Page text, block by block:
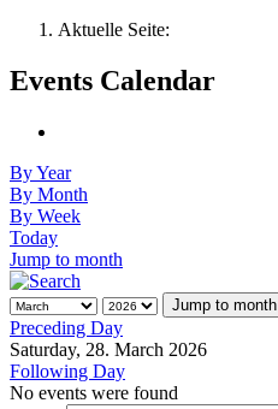
Aktuelle Seite:
Events Calendar
By Year
By Month
By Week
Today
Jump to month
Jump to month
Preceding Day
Saturday, 28. March 2026
Following Day
No events were found